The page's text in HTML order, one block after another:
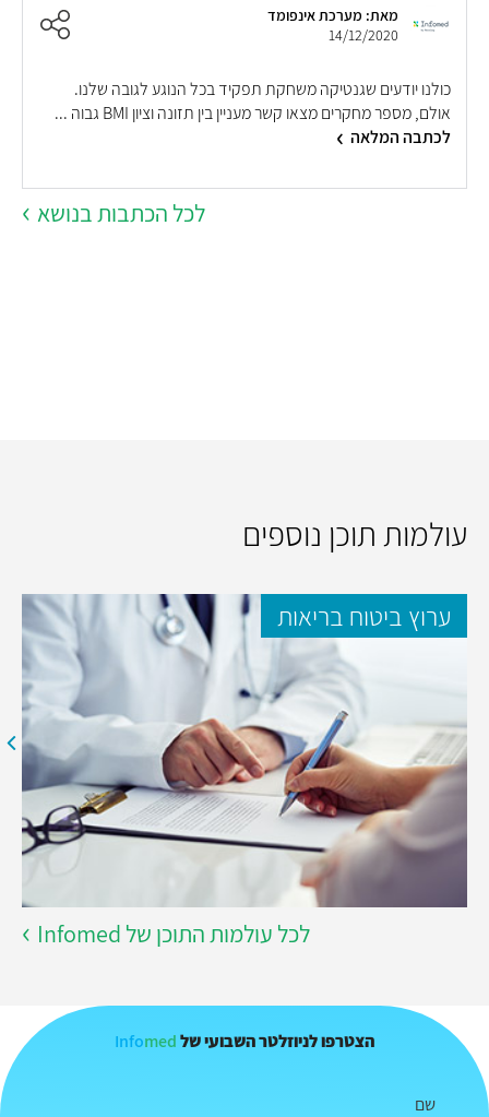
מאת: מערכת אינפומד
14/12/2020
כולנו יודעים שגנטיקה משחקת תפקיד בכל הנוגע לגובה שלנו.
אולם, מספר מחקרים מצאו קשר מעניין בין תזונה וציון BMI גבוה ...
לכתבה המלאה
לכל הכתבות בנושא
עולמות תוכן נוספים
ערוץ ביטוח בריאות
לכל עולמות התוכן של Infomed
הצטרפו לניוזלטר השבועי של Infomed
שם